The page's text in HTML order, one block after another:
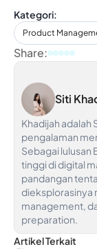
Kategori:
Product
Share:
Siti
Khadijah adalah
pengalaman
Sebagai lulusan
tinggi di digital
pandangan
dieksplorasinya
management,
preparation.
Artikel Terkait